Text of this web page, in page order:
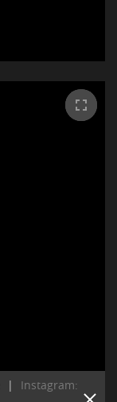
|
Instagram: